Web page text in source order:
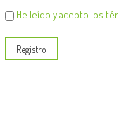
He leído y acepto los